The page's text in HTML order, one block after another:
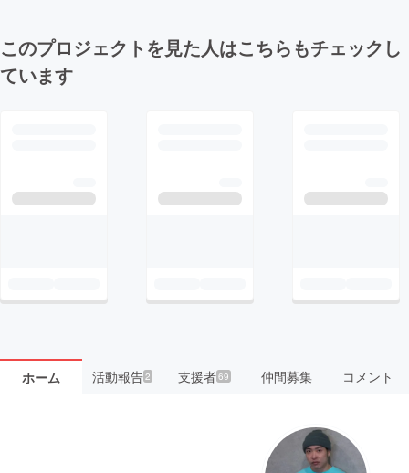
このプロジェクトを見た人はこちらもチェックし
ています
ホーム 活動報告2 支援者69 仲間募集 コメント